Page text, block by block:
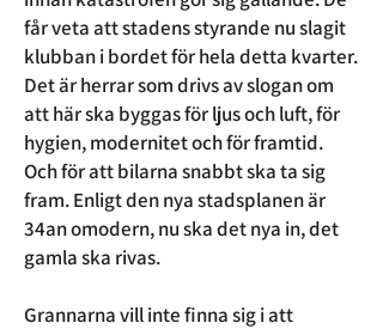
får veta att stadens styrande nu slagit
klubban i bordet för hela detta kvarter.
Det är herrar som drivs av slogan om
att här ska byggas för ljus och luft, för
hygien, modernitet och för framtid.
Och för att bilarna snabbt ska ta sig
fram. Enligt den nya stadsplanen är
34an omodern, nu ska det nya in, det
gamla ska rivas.
Grannarna vill inte finna sig i att